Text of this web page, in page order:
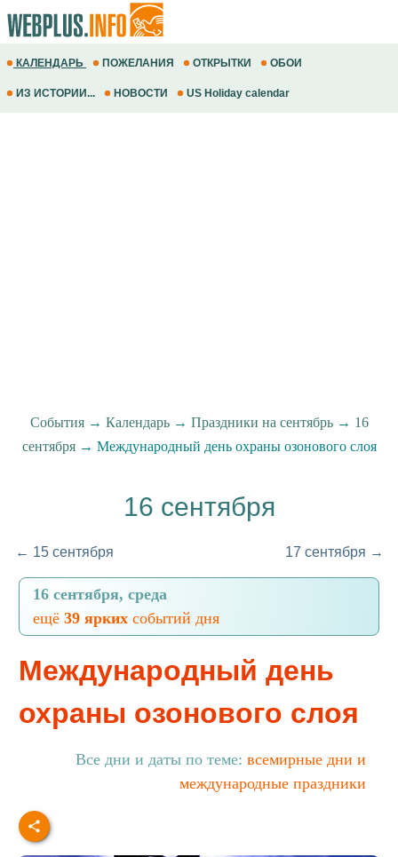
КАЛЕНДАРЬ ПОЖЕЛАНИЯ ОТКРЫТКИ ОБОИ
ИЗ ИСТОРИИ... НОВОСТИ US Holiday calendar
События→ Календарь→ Праздники на сентябрь→ 16
сентября→ Международный день охраны озонового слоя
16 сентября
← 15 сентября 17 сентября →
16 сентября, среда
ещё 39 ярких событий дня
Международный день
охраны озонового слоя
Все дни и даты по теме: всемирные дни и
международные праздники